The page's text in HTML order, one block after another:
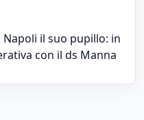
il suo pupillo: in
con il ds Manna